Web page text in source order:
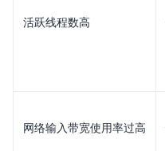
活跃线程数高
网络输入带宽使用率过高